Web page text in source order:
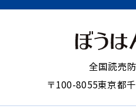
全国読売
〒100-8055東京都